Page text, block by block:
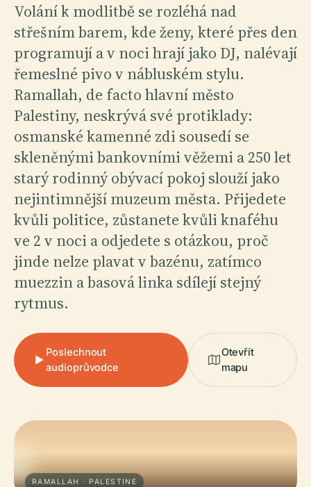
Volání k modlitbě se rozléhá nad
střešním barem, kde ženy, které přes den
programují a v noci hrají jako DJ, nalévají
řemeslné pivo v nábluském stylu.
Ramallah, de facto hlavní město
Palestiny, neskrývá své protiklady:
osmanské kamenné zdi sousedí se
skleněnými bankovními věžemi a 250 let
starý rodinný obývací pokoj slouží jako
nejintimnější muzeum města. Přijedete
kvůli politice, zůstanete kvůli knaféhu
ve 2 v noci a odjedete s otázkou, proč
jinde nelze plavat v bazénu, zatímco
muezzin a basová linka sdílejí stejný
rytmus.
Poslechnout
audioprůvodce
Otevřít
mapu
RAMALLAH · PALESTINE